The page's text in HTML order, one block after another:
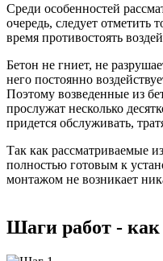
Среди особенностей
очередь, следует отметить
время противостоять
Бетон не гниет, не
него постоянно
Поэтому возведенные из
прослужат несколько
придется обслуживать,
Так как рассматриваемые
полностью готовым к
монтажом не возникает
Шаги работ -